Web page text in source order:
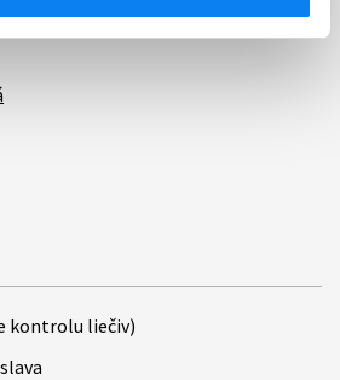
kontrolu liečiv)